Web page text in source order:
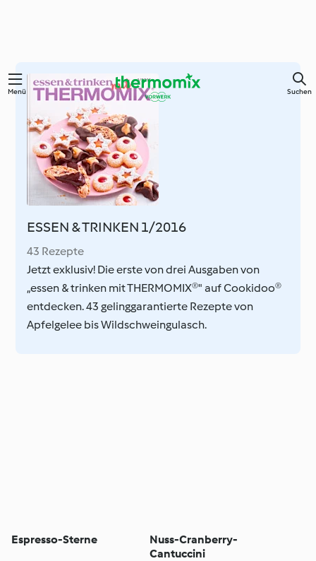
Springe
Hauptinhalt
Menü Suchen
ESSEN & TRINKEN 1/2016
43 Rezepte
Jetzt exklusiv! Die erste von drei Ausgaben von
„essen & trinken mit THERMOMIX®" auf Cookidoo®
entdecken. 43 gelinggarantierte Rezepte von
Apfelgelee bis Wildschweingulasch.
Espresso-Sterne
Nuss-Cranberry-
Cantuccini